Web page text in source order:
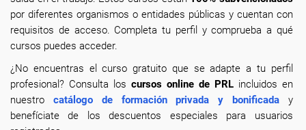
por diferentes organismos o entidades públicas y cuentan con
requisitos de acceso. Completa tu perfil y comprueba a qué
cursos puedes acceder.
¿No encuentras el curso gratuito que se adapte a tu perfil
profesional? Consulta los cursos online de PRLincluidos en
nuestro catálogo de formación privada y bonificada y
benefíciate de los descuentos especiales para usuarios